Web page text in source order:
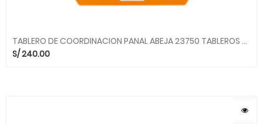
TABLERO DE COORDINACION PANAL ABEJA 23750 TABLEROS BELEDUC bld
S/240.00